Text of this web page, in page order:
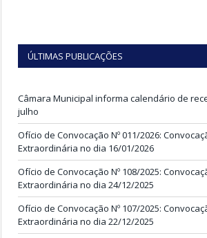
ÚLTIMAS PUBLICAÇÕES
Câmara Municipal informa calendário de
julho
Ofício de Convocação Nº 011/2026:
Extraordinária no dia 16/01/2026
Ofício de Convocação Nº 108/2025:
Extraordinária no dia 24/12/2025
Ofício de Convocação Nº 107/2025:
Extraordinária no dia 22/12/2025